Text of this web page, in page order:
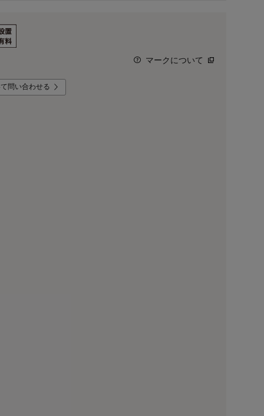
マークについて
問い合わせる